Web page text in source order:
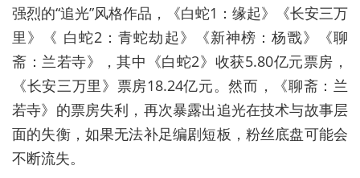
强烈的“追光”风格作品，《白蛇1：缘起》《长安三万
里》《 白蛇2：青蛇劫起》《新神榜：杨戬》《聊
斋：兰若寺》，其中《白蛇2》收获5.80亿元票房，
《长安三万里》票房18.24亿元。然而，《聊斋：兰
若寺》的票房失利，再次暴露出追光在技术与故事层
面的失衡，如果无法补足编剧短板，粉丝底盘可能会
不断流失。